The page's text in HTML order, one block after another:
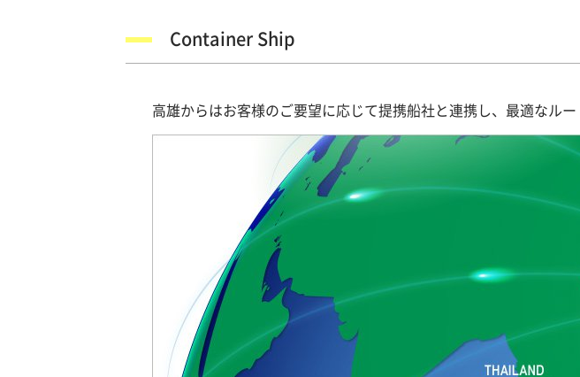
Container Ship
高雄からはお客様のご要望に応じて提携船社と連携し、最適なルー